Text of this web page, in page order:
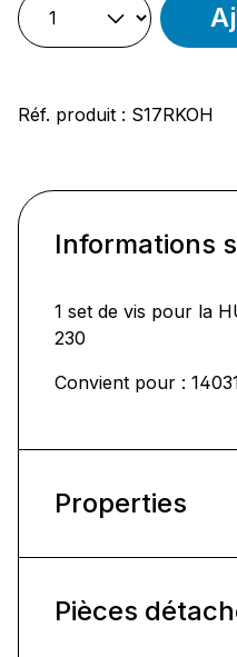
Réf. produit : S17RKOH
Informations
1 set de vis pour la
230
Convient pour :
Properties
Pièces